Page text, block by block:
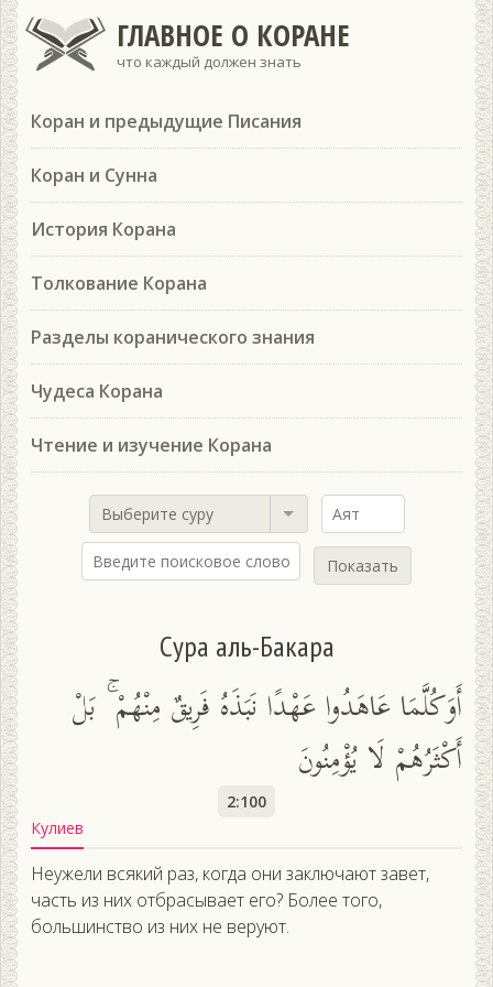
ГЛАВНОЕ О КОРАНЕ
что каждый должен знать
Коран и предыдущие Писания
Коран и Сунна
История Корана
Толкование Корана
Разделы коранического знания
Чудеса Корана
Чтение и изучение Корана
Выберите суру
Показать
Сура аль-Бакара
أَوَكُلَّمَا عَاهَدُوا عَهْدًا نَبَذَهُ فَرِيقٌ مِنْهُمْ ۚ بَلْ
أَكْثَرُهُمْ لَا يُؤْمِنُونَ
2:100
Кулиев
Неужели всякий раз, когда они заключают завет,
часть из них отбрасывает его? Более того,
большинство из них не веруют.